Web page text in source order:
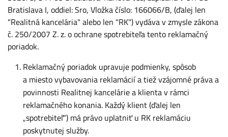
Bratislava I, oddiel: Sro, Vložka číslo: 166066/B, (ďalej len
"Realitná kancelária" alebo len "RK") vydáva v zmysle zákona
č. 250/2007 Z. z. o ochrane spotrebiteľa tento reklamačný
poriadok.
Reklamačný poriadok upravuje podmienky, spôsob
a miesto vybavovania reklamácií a tiež vzájomné práva a
povinnosti Realitnej kancelárie a klienta v rámci
reklamačného konania. Každý klient (ďalej len
„spotrebiteľ“) má právo uplatniť u RK reklamáciu
poskytnutej služby.